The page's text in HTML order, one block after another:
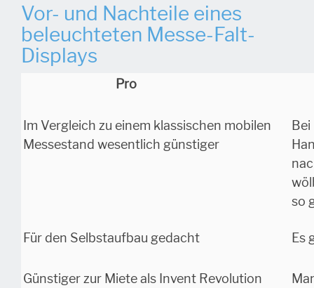
Vor- und Nachteile eines
beleuchteten Messe-Falt-
Displays
Pro
Im Vergleich zu einem klassischen mobilen
Messestand wesentlich günstiger
so
Für den Selbstaufbau gedacht Es
Günstiger zur Miete als Invent Revolution